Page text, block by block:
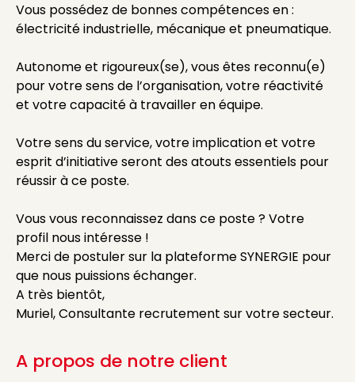
Vous possédez de bonnes compétences en :
électricité industrielle, mécanique et pneumatique.
Autonome et rigoureux(se), vous êtes reconnu(e)
pour votre sens de l’organisation, votre réactivité
et votre capacité à travailler en équipe.
Votre sens du service, votre implication et votre
esprit d’initiative seront des atouts essentiels pour
réussir à ce poste.
Vous vous reconnaissez dans ce poste ? Votre
profil nous intéresse !
Merci de postuler sur la plateforme SYNERGIE pour
que nous puissions échanger.
A très bientôt,
Muriel, Consultante recrutement sur votre secteur.
A propos de notre client